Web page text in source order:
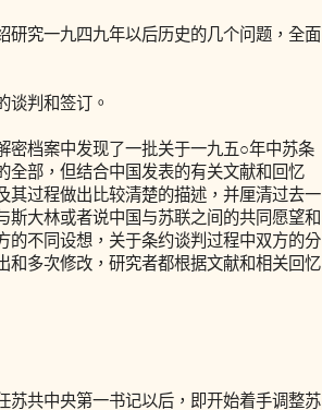
究一九四九年以后历史的几个问题，全面
判和签订。
档案中发现了一批关于一九五○年中苏条
全部，但结合中国发表的有关文献和回忆
其过程做出比较清楚的描述，并厘清过去一
大林或者说中国与苏联之间的共同愿望和
不同设想，关于条约谈判过程中双方的分
和多次修改，研究者都根据文献和相关回忆
共中央第一书记以后，即开始着手调整苏